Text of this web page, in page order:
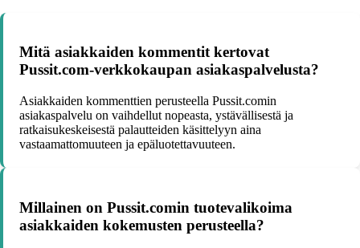
Mitä asiakkaiden kommentit kertovat
Pussit.com-verkkokaupan asiakaspalvelusta?
Asiakkaiden kommenttien perusteella Pussit.comin
asiakaspalvelu on vaihdellut nopeasta, ystävällisestä ja
ratkaisukeskeisestä palautteiden käsittelyyn aina
vastaamattomuuteen ja epäluotettavuuteen.
Millainen on Pussit.comin tuotevalikoima
asiakkaiden kokemusten perusteella?